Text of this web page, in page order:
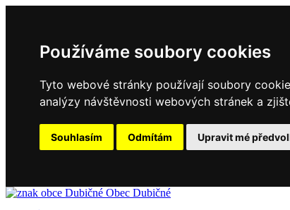
Používáme soubory cookies
Tyto webové stránky používají soubory
analýzy návštěvnosti webových stránek a
Souhlasím Odmítám Upravit mé
Obec Dubičné